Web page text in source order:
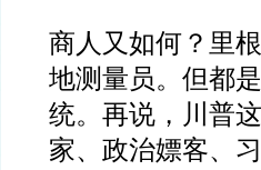
商人又如何？里
地测量员。但都
统。再说，川普
家、政治嫖客、